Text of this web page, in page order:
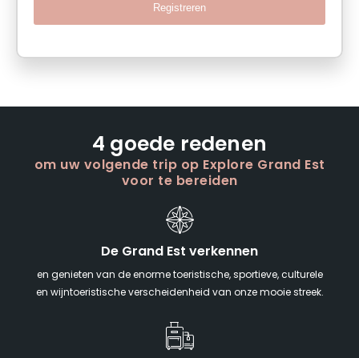
Registreren
4 goede redenen
om uw volgende trip op Explore Grand Est
voor te bereiden
De Grand Est verkennen
en genieten van de enorme toeristische, sportieve, culturele
en wijntoeristische verscheidenheid van onze mooie streek.